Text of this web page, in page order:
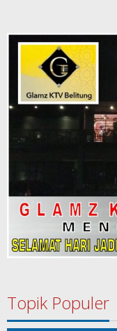
Topik Populer